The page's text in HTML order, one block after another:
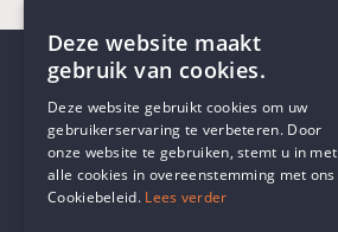
Contactgegevens
DUTCH
Deze website maakt
gebruik van cookies.
Deze website gebruikt cookies om uw
gebruikerservaring te verbeteren. Door
onze website te gebruiken, stemt u in met
alle cookies in overeenstemming met ons
Cookiebeleid. Lees verder